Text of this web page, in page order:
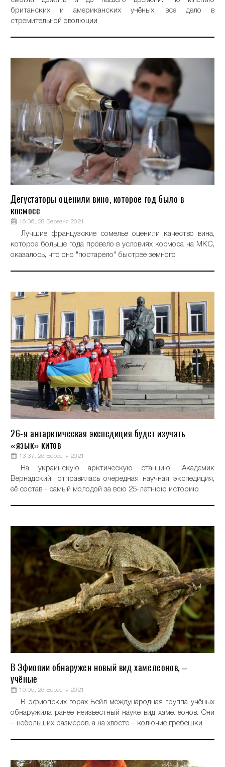
британских и американских учёных, всё дело в
стремительной эволюции
Дегустаторы оценили вино, которое год было в
космосе
16:36, 28 Березня 2021
Лучшие французские сомелье оценили качество вина,
которое больше года провело в условиях космоса на МКС,
оказалось, что оно "постарело" быстрее земного
26-я антарктическая экспедиция будет изучать
«язык» китов
13:37, 26 Березня 2021
На украинскую арктическую станцию "Академик
Вернадский" отправилась очередная научная экспедиция,
её состав - самый молодой за всю 25-летнюю историю
В Эфиопии обнаружен новый вид хамелеонов, –
учёные
10:05, 26 Березня 2021
В эфиопских горах Бейл международная группа учёных
обнаружила ранее неизвестный науке вид хамелеонов. Они
– небольших размеров, а на хвосте – колючие гребешки